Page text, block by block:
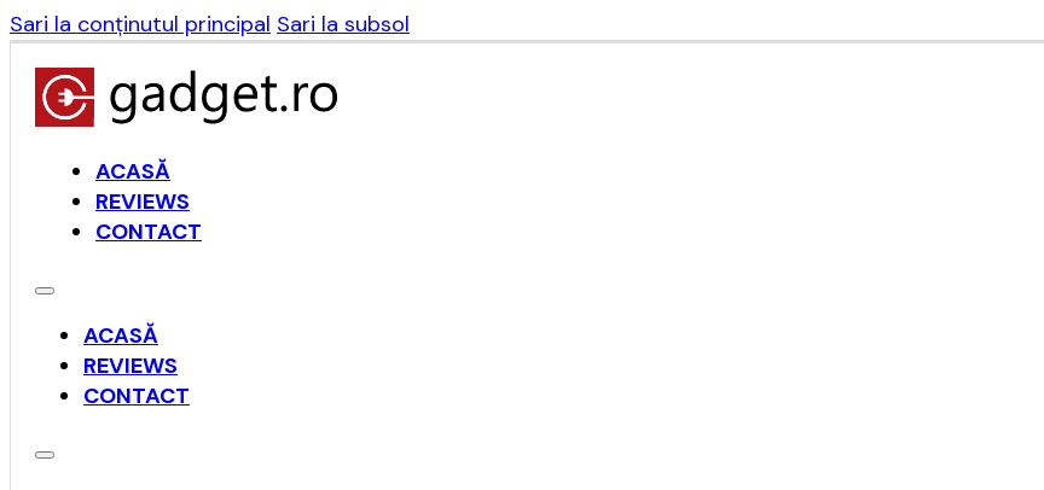
Sari la conținutul principal Sari la subsol
ACASĂ
REVIEWS
CONTACT
ACASĂ
REVIEWS
CONTACT